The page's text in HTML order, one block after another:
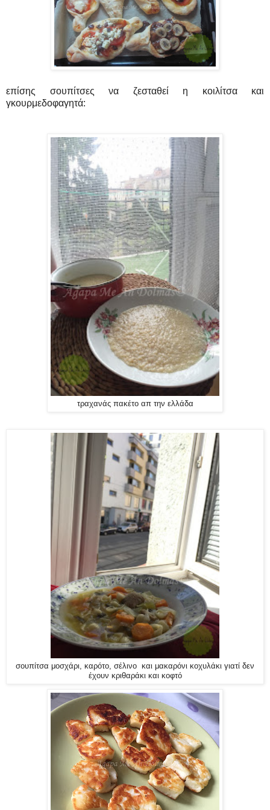
επίσης σουπίτσες να ζεσταθεί η κοιλίτσα και
γκουρμεδοφαγητά:
τραχανάς πακέτο απ την ελλάδα
σουπίτσα μοσχάρι, καρότο, σέλινο και μακαρόνι κοχυλάκι γιατί δεν
έχουν κριθαράκι και κοφτό